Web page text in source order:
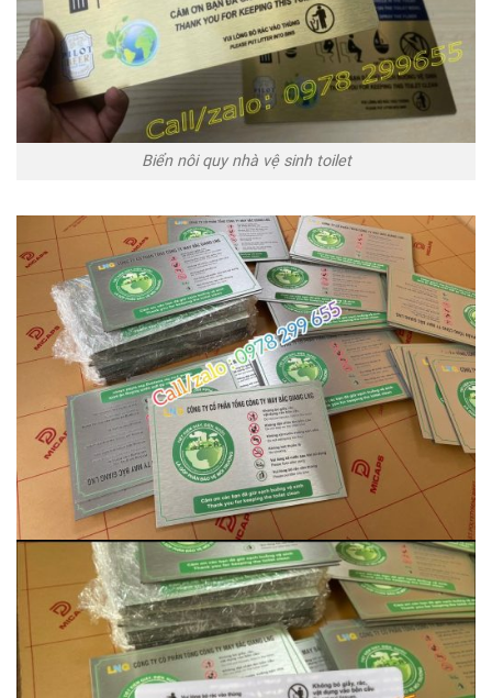
Biển nôi quy nhà vệ sinh toilet